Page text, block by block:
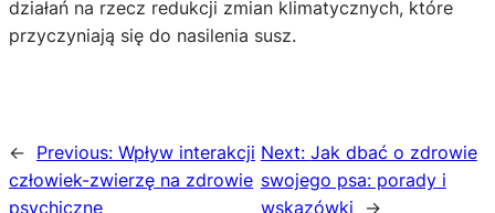
działań na rzecz redukcji zmian klimatycznych, które
przyczyniają się do nasilenia susz.
← Previous: Wpływ interakcji
człowiek-zwierzę na zdrowie
psychiczne
Next: Jak dbać o zdrowie
swojego psa: porady i
wskazówki
→